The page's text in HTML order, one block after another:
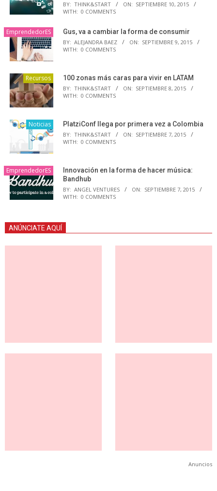
BY: THINK&START ON: SEPTIEMBRE 10, 2015
WITH: 0 COMMENTS
EmprendedorES Gus, va a cambiar la forma de consumir
BY: ALEJANDRA BAEZ ON: SEPTIEMBRE 9, 2015
WITH: 0 COMMENTS
Recursos 100 zonas más caras para vivir en LATAM
BY: THINK&START ON: SEPTIEMBRE 8, 2015
WITH: 0 COMMENTS
Noticias PlatziConf llega por primera vez a Colombia
BY: THINK&START ON: SEPTIEMBRE 7, 2015
WITH: 0 COMMENTS
EmprendedorES
Innovación en la forma de hacer música:
Bandhub
BY: ANGEL VENTURES ON: SEPTIEMBRE 7, 2015
WITH: 0 COMMENTS
ANÚNCIATE AQUÍ
Anuncios